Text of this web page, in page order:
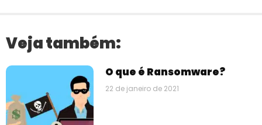
Veja também:
O que é Ransomware?
22 de janeiro de 2021